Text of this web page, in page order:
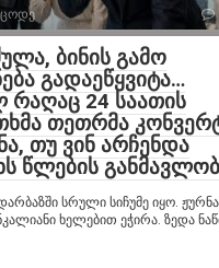
ბინის გამო
გადაეწყვიტა…
რაღაც 24 საათის
თეთრმა
თუ ვინ არჩენდა
წლების
სრული სიჩუმე იყო.
ხელებით ეჭირა. ზედა